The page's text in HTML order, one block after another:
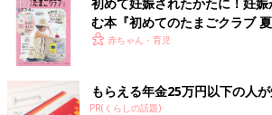
む本『初めてのたまごクラブ 夏
赤ちゃん・育児
もらえる年金25万円以下の人
PR(くらしの話題)